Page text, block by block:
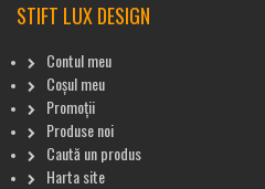
STIFT LUX DESIGN
Contul meu
Coșul meu
Promoții
Produse noi
Caută un produs
Harta site